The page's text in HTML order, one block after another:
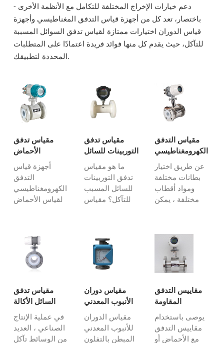
- دعم خيارات الإخراج المختلفة للتكامل مع الأنظمة الأخرى
باختصار، تعد كل من أجهزة قياس التدفق المغناطيسي وأجهزة
قياس الدوران اختيارات ممتازة لقياس تدفق السوائل المسببة
للتآكل، حيث يقدم كل منها فوائد فريدة اعتمادًا على المتطلبات
المحددة لتطبيقك.
مقياس تدفق
الأحماض
الكيميائية
أجهزة قياس
التدفق
الكهرومغناطيسي
لقياس الأحماض
في مجال الصناعة
الكيميائية، يمكن
القياس الدقيق
الكيميائية مثل
حمض الكبريتيك
مقياس تدفق
التوربينات للسائل
المسببة للتآكل
ما هو مقياس
تدفق التوربينات
للسائل المسبب
للتآكل؟ مقياس
الذي يقيس معدل
تدفق السوائل من
خلال استخدام
التي تدور أثناء
مرور السائل عبر
...
مقياس التدفق
الكهرومغناطيسي
للسائل المسببة
للتآكل
عن طريق اختيار
بطانات مختلفة
ومواد أقطاب
مختلفة ، يمكن
قياس الأحماض
القوية المسببة
للتآكل أو السوائل
القلوية القوية.
مقياس التدفق
الكهرومغناطيسي
هو جهاز استقرائي
مقياس تدفق
السائل الأكالة
في عملية الإنتاج
الصناعي ، العديد
من الوسائط تآكل
مقياس دوران
الأنبوب المعدني
للسائل المسبب
للتآكل
مقياس الدوران
للأنبوب المعدني
المبطن بالتفلون
مقاييس التدفق
المقاومة
للأحماض
يوصى باستخدام
مقاييس التدفق
مع الأحماض أو